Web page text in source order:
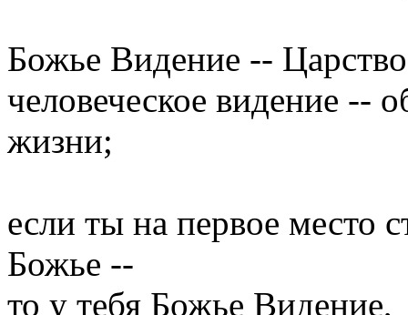
Божье Видение --
человеческое видение --
жизни;
если ты на первое место
Божье --
то у тебя Божье Видение,